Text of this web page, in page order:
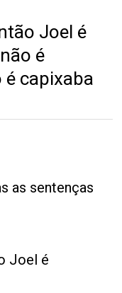
Joel é
é
capixaba
as sentenças
Joel é